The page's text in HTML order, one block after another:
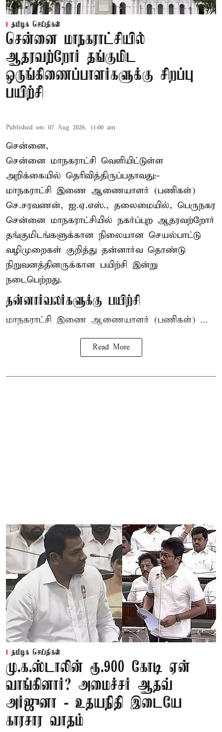
தமிழக செய்திகள்
சென்னை மாநகராட்சியில்
ஆதரவற்றோர் தங்குமிட
ஒருங்கிணைப்பாளர்களுக்கு சிறப்பு
பயிற்சி
Published on: 07 Aug 2026, 11:00 am
சென்னை,
சென்னை மாநகராட்சி வெளியிட்டுள்ள
அறிக்கையில் தெரிவித்திருப்பதாவது:-
மாநகராட்சி இணை ஆணையாளர் (பணிகள்)
செ.சரவணன், ஐ.ஏ.எஸ்., தலைமையில், பெருநகர
சென்னை மாநகராட்சியில் நகர்ப்புற ஆதரவற்றோர்
தங்குமிடங்களுக்கான நிலையான செயல்பாட்டு
வழிமுறைகள் குறித்து தன்னார்வ தொண்டு
நிறுவனத்தினருக்கான பயிற்சி இன்று
நடைபெற்றது.
தன்னார்வலர்களுக்கு பயிற்சி
மாநகராட்சி இணை ஆணையாளர் (பணிகள்) ...
Read More
தமிழக செய்திகள்
மு.க.ஸ்டாலின் ரூ.900 கோடி ஏன்
வாங்கினார்? அமைச்சர் ஆதவ்
அர்ஜுனா - உதயநிதி இடையே
காரசார வாதம்